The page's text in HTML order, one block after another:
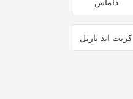
كريت اند باريل